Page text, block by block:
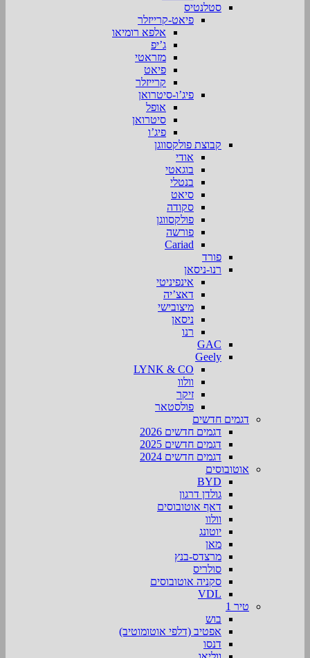
סטלנטיס
פיאט-קרייזלר
אלפא רומיאו
ג’יפ
מזראטי
פיאט
קרייזלר
פיג’ו-סיטרואן
אופל
סיטרואן
פיג’ו
קבוצת פולקסווגן
אודי
בוגאטי
בנטלי
סיאט
סקודה
פולקסווגן
פורשה
Cariad
פורד
רנו-ניסאן
אינפיניטי
דאצ’יה
מיצובישי
ניסאן
רנו
GAC
Geely
LYNK & CO
וולוו
זיקר
פולסטאר
דגמים חדשים
דגמים חדשים 2026
דגמים חדשים 2025
דגמים חדשים 2024
אוטובוסים
BYD
גולדן דרגון
דאף אוטובוסים
וולוו
יוטונג
מאן
מרצדס-בנץ
סולריס
סקניה אוטובוסים
VDL
טיר 1
בוש
אפטיב (דלפי אוטומוטיב)
דנסו